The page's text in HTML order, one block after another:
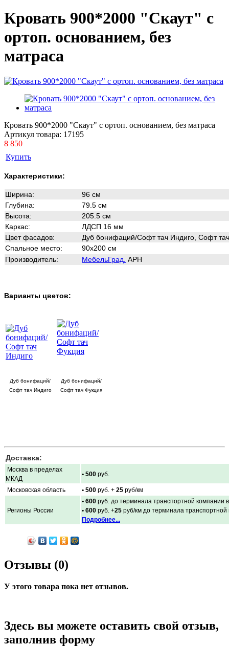
Кровать 900*2000 "Скаут" с
ортоп. основанием, без
матраса
Кровать 900*2000 "Скаут" с ортоп. основанием, без матраса
Артикул товара: 17195
8 850
Купить
Характеристики:
Ширина:
96 см
Глубина:
79.5 см
Высота:
205.5 см
Каркас:
ЛДСП 16 мм
Цвет фасадов:
Дуб бонифаций/Софт тач Индиго, Софт
Спальное место:
90х200 см
Производитель:
МебельГрад. АРН
Варианты цветов:
Дуб бонифаций/
Софт тач Индиго
Дуб бонифаций/
Софт тач Фукция
Доставка:
Москва в пределах
МКАД
• 500 руб.
Московская область • 500 руб. + 25 руб/км
Регионы России
• 600 руб. до терминала транспортной компании
• 600 руб. +25 руб/км до терминала
Подробнее...
Отзывы (0)
У этого товара пока нет отзывов.
Здесь вы можете оставить свой отзыв,
заполнив форму